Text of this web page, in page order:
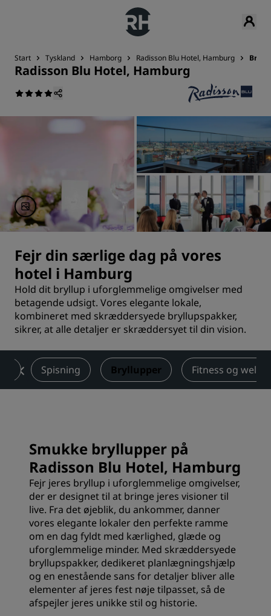
Start Tyskland Hamborg Radisson Blu Hotel, Hamburg
Radisson Blu Hotel, Hamburg
Fejr din særlige dag på vores
hotel i Hamburg
Hold dit bryllup i uforglemmelige omgivelser med
betagende udsigt. Vores elegante lokale,
kombineret med skræddersyede bryllupspakker,
sikrer, at alle detaljer er skræddersyet til din vision.
Spisning Bryllupper Fitness og
Smukke bryllupper på
Radisson Blu Hotel, Hamburg
Fejr jeres bryllup i uforglemmelige omgivelser,
der er designet til at bringe jeres visioner til
live. Fra det øjeblik, du ankommer, danner
vores elegante lokaler den perfekte ramme
om en dag fyldt med kærlighed, glæde og
uforglemmelige minder. Med skræddersyede
bryllupspakker, dedikeret planlægningshjælp
og en enestående sans for detaljer bliver alle
elementer af jeres fest nøje tilpasset, så de
afspejler jeres unikke stil og historie.